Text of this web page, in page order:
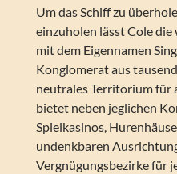
Um das Schiff zu
einzuholen lässt Cole
mit dem Eigennamen
Konglomerat aus
neutrales Territorium für
bietet neben jeglichen
Spielkasinos,
undenkbaren
Vergnügungsbezirke für